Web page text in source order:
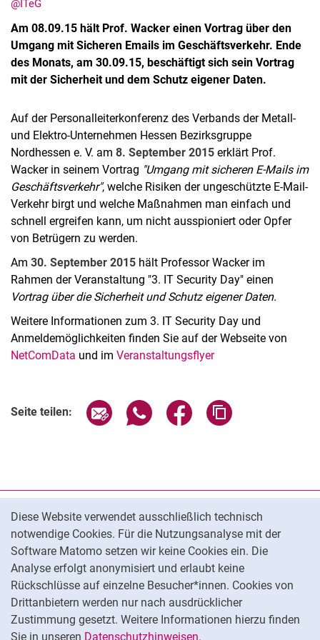
Diese Website verwendet ausschließlich technisch
notwendige Cookies. Für die Nutzungsanalyse mit der
Software Matomo setzen wir keine Cookies ein. Die
Analyse erfolgt anonymisiert und erlaubt keine
Rückschlüsse auf einzelne Besucher*innen. Cookies von
Drittanbietern werden nur nach ausdrücklicher
Zustimmung gesetzt. Weitere Informationen hierzu finden
Sie in unseren Datenschutzhinweisen.
@ITeG
Am 08.09.15 hält Prof. Wacker einen Vortrag über den
Umgang mit Sicheren Emails im Geschäftsverkehr. Ende
des Monats, am 30.09.15, beschäftigt sich sein Vortrag
mit der Sicherheit und dem Schutz eigener Daten.
Auf der Personalleiterkonferenz des Verbands der Metall-
und Elektro-Unternehmen Hessen Bezirksgruppe
Nordhessen e. V. am 8. September 2015 erklärt Prof.
Wacker in seinem Vortrag "Umgang mit sicheren E-Mails im
Geschäftsverkehr", welche Risiken der ungeschützte E-Mail-
Verkehr birgt und welche Maßnahmen man einfach und
schnell ergreifen kann, um nicht ausspioniert oder Opfer
von Betrügern zu werden.
Am 30. September 2015 hält Professor Wacker im
Rahmen der Veranstaltung "3. IT Security Day" einen
Vortrag über die Sicherheit und Schutz eigener Daten.
Weitere Informationen zum 3. IT Security Day und
Anmeldemöglichkeiten finden Sie auf der Webseite von
NetComData und im Veranstaltungsflyer
Seite teilen: Seite über E-Mail teilen
Seite über WhatsApp teilen
Seite über Facebook
Datenschutz
Barrierefreiheit
Transparenter KI-Einsatz
Impressum
Cookie-Einstellungen